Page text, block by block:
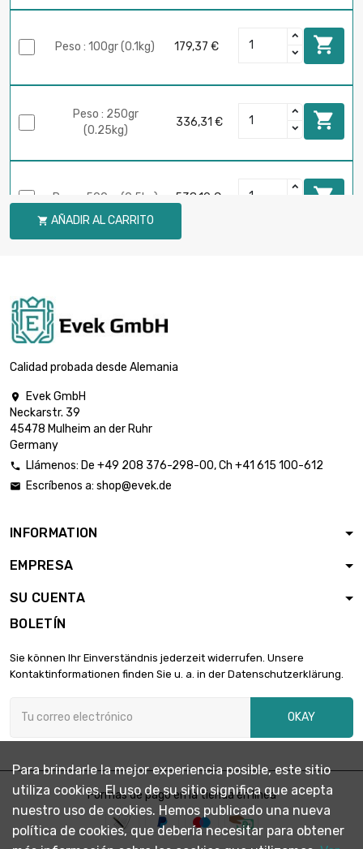
Peso : 100gr (0.1kg) 179,37 € 
Peso : 250gr
(0.25kg)
336,31 € 
Peso : 500gr (0.5kg) 538,10 € 
 AÑADIR AL CARRITO
Calidad probada desde Alemania

Evek GmbH
Neckarstr. 39
45478 Mulheim an der Ruhr
Germany
 Llámenos: De +49 208 376-298-00, Ch +41 615 100-612
 Escríbenos a: shop@evek.de
INFORMATION
EMPRESA
SU CUENTA
BOLETÍN
Sie können Ihr Einverständnis jederzeit widerrufen. Unsere
Kontaktinformationen finden Sie u. a. in der Datenschutzerklärung.
OKAY
Formas de pago en la tienda en línea
Para brindarle la mejor experiencia posible, este sitio
utiliza cookies. El uso de su sitio significa que acepta
nuestro uso de cookies. Hemos publicado una nueva
política de cookies, que debería necesitar para obtener